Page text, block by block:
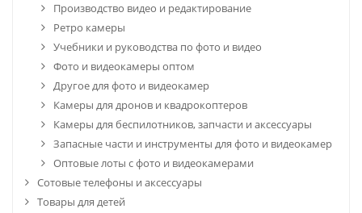
Производство видео и редактирование
Ретро камеры
Учебники и руководства по фото и видео
Фото и видеокамеры оптом
Другое для фото и видеокамер
Камеры для дронов и квадрокоптеров
Камеры для беспилотников, запчасти и аксессуары
Запасные части и инструменты для фото и видеокамер
Оптовые лоты с фото и видеокамерами
Сотовые телефоны и аксессуары
Товары для детей